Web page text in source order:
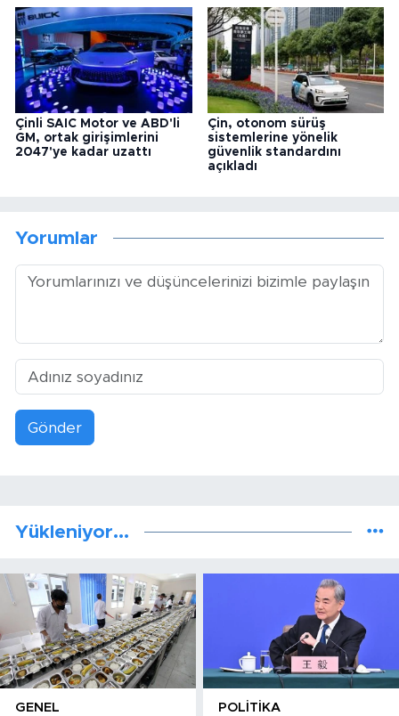
Çinli SAIC Motor ve ABD'li
GM, ortak girişimlerini
2047'ye kadar uzattı
Çin, otonom sürüş
sistemlerine yönelik
güvenlik standardını
açıkladı
Yorumlar
Gönder
Yükleniyor...
GENEL POLITIKA